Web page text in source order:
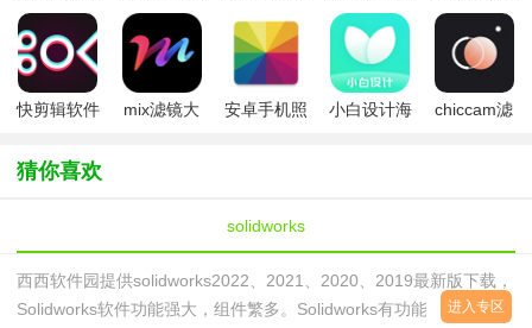
游手游
人千炮版
2022微信版
本
版
新版官方正
版
将app最新
版
快剪辑软件
mix滤镜大
安卓手机照
小白设计海
chiccam滤
猜你喜欢
solidworks
西西软件园提供solidworks2022、2021、2020、2019最新版下载，
Solidworks软件功能强大，组件繁多。Solidworks有功能强大、易学
进入专区